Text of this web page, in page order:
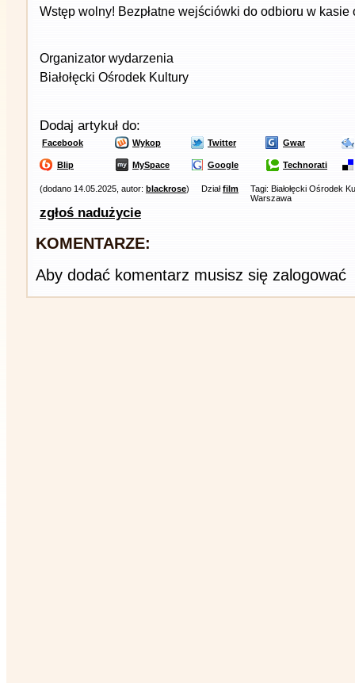
Wstęp wolny! Bezpłatne wejściówki do odbioru w kasie
Organizator wydarzenia
Białołęcki Ośrodek Kultury
Dodaj artykuł do:
Facebook Wykop Twitter Gwar
Blip MySpace Google Technorati
(dodano 14.05.2025, autor: blackrose) Działfilm
Tagi: Białołęcki Ośrodek
Warszawa
zgłoś nadużycie
KOMENTARZE:
Aby dodać komentarz musisz się zalogować